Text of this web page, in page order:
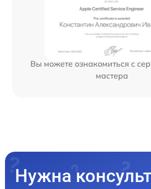
Вы можете ознакомиться с
мастера
Нужна